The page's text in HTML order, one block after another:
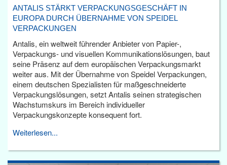
ANTALIS STÄRKT VERPACKUNGSGESCHÄFT IN
EUROPA DURCH ÜBERNAHME VON SPEIDEL
VERPACKUNGEN
Antalis, ein weltweit führender Anbieter von Papier-,
Verpackungs- und visuellen Kommunikationslösungen, baut
seine Präsenz auf dem europäischen Verpackungsmarkt
weiter aus. Mit der Übernahme von Speidel Verpackungen,
einem deutschen Spezialisten für maßgeschneiderte
Verpackungslösungen, setzt Antalis seinen strategischen
Wachstumskurs im Bereich individueller
Verpackungskonzepte konsequent fort.
Weiterlesen...